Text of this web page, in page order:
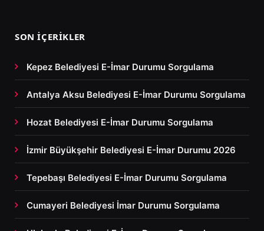
SON İÇERIKLER
Kepez Belediyesi E-İmar Durumu Sorgulama
Antalya Aksu Belediyesi E-İmar Durumu Sorgulama
Hozat Belediyesi E-İmar Durumu Sorgulama
İzmir Büyükşehir Belediyesi E-İmar Durumu 2026
Tepebaşı Belediyesi E-İmar Durumu Sorgulama
Cumayeri Belediyesi İmar Durumu Sorgulama